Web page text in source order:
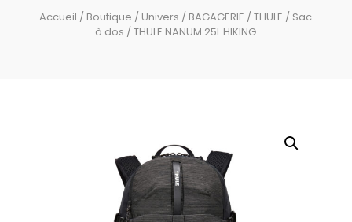
Accueil / Boutique / Univers / BAGAGERIE /THULE / Sac
à dos / THULE NANUM 25L HIKING